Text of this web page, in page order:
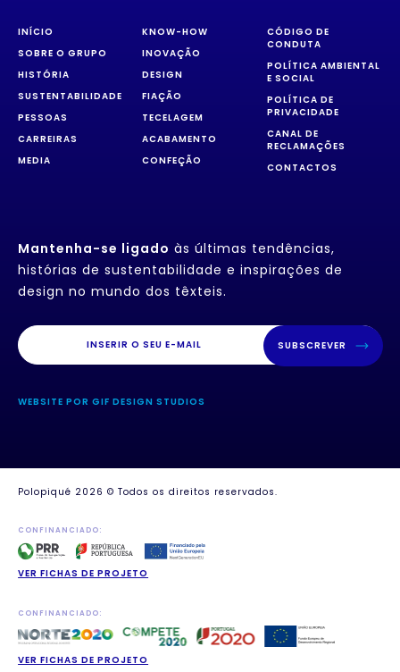
INÍCIO
SOBRE O GRUPO
HISTÓRIA
SUSTENTABILIDADE
PESSOAS
CARREIRAS
MEDIA
KNOW-HOW
INOVAÇÃO
DESIGN
FIAÇÃO
TECELAGEM
ACABAMENTO
CONFEÇÃO
CÓDIGO DE
CONDUTA
POLÍTICA AMBIENTAL
E SOCIAL
POLÍTICA DE
PRIVACIDADE
CANAL DE
RECLAMAÇÕES
CONTACTOS
Mantenha-se ligado às últimas tendências,
histórias de sustentabilidade e inspirações de
design no mundo dos têxteis.
SUBSCREVER
WEBSITE POR GIF DESIGN STUDIOS
Polopiqué 2026 © Todos os direitos reservados.
CONFINANCIADO:
VER FICHAS DE PROJETO
CONFINANCIADO:
VER FICHAS DE PROJETO